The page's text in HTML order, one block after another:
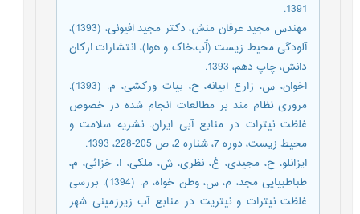
1391.
مهندس مجید عرفان منش، دکتر مجید افیونی، (1393)،
آلودگی محیط زیست (آّب،خاک و هوا)، انتشارات ارکان
دانش، چاپ دهم، 1393.
اخوان، س، زارع ابیانه، ح، بیات ورکشی، م. (1393).
مروری نظام مند بر مطالعات انجام شده در خصوص
غلظت نیترات در منابع آبی ایران. نشریه سلامت و
محیط زیست، دوره 7، شناره 2، ص 205-228، 1393.
ایزانلو، ح، مجیدی، غ، نظری، ش، ملکی، ا، خزائی، م،
طباطبیایی مجد، م، س، وطن خواه، م. (1394). بررسی
غلظت نیترات و نیتریت در منابع آب زیرزمینی شهر